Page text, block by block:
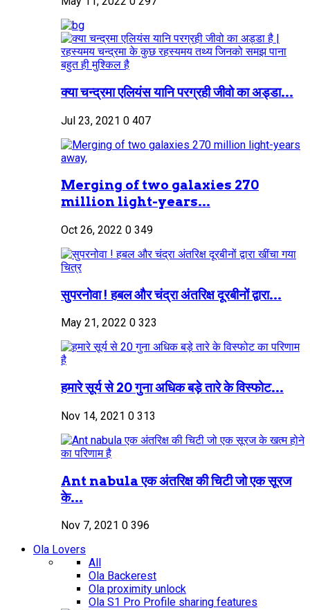
क्या चन्द्रमा एलियंस यानि परग्रही जीवो का अड्डा...
Jul 23, 2021 0 407
Merging of two galaxies 270
million light-years...
Oct 26, 2022 0 349
सुपरनोवा ! हबल और चंद्रा अंतरिक्ष दूरबीनों द्वारा...
May 21, 2022 0 323
हमारे सूर्य से 20 गुना अधिक बड़े तारे के विस्फोट...
Nov 14, 2021 0 313
Ant nabula एक अंतरिक्ष की चिटी जो एक सूरज
के...
Nov 7, 2021 0 396
Ola Lovers
All
Ola Backerest
Ola proximity unlock
Ola S1 Pro Profile sharing features